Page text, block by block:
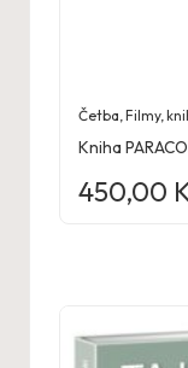
Četba,Filmy,
Kniha
450,00